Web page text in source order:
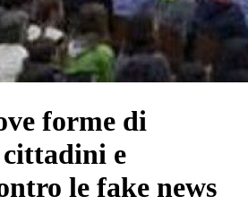
forme di
e
le fake news